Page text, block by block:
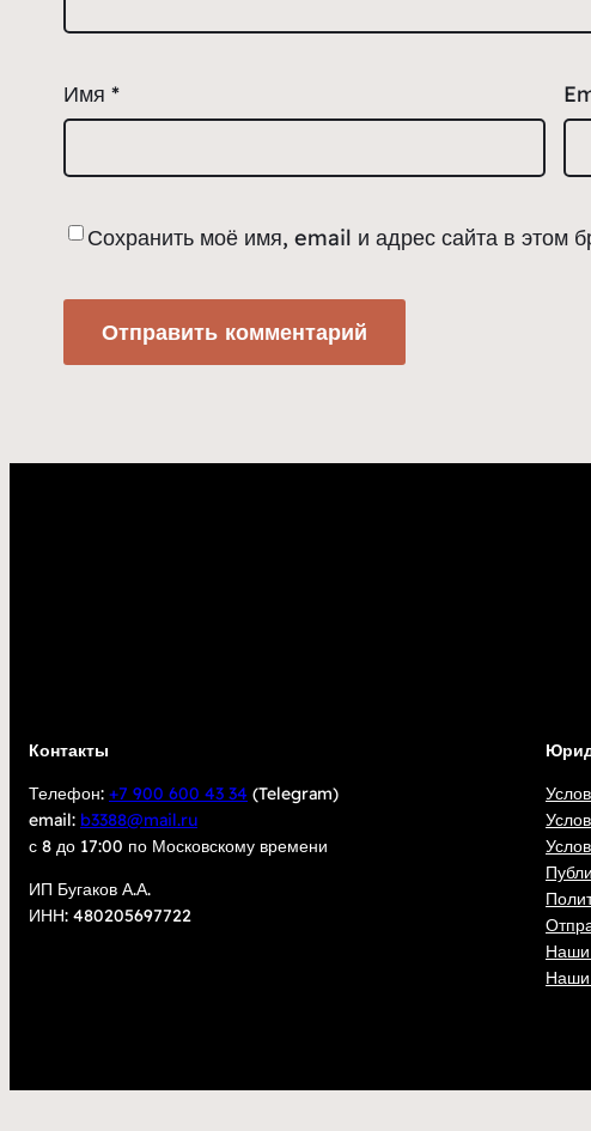
Имя *
Сохранить моё имя, email и адрес сайта в этом
Контакты
Телефон: +7 900 600 43 34 (Telegram)
email: b3388@mail.ru
с 8 до 17:00 по Московскому времени
ИП Бугаков А.А.
ИНН: 480205697722
Наши
Наши